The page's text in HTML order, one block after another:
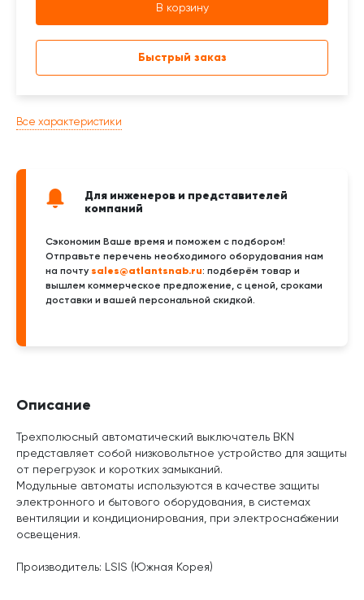
Все характеристики
Для инженеров и представителей
компаний
Сэкономим Ваше время и поможем с подбором!
Отправьте перечень необходимого оборудования нам
на почту sales@atlantsnab.ru: подберём товар и
вышлем коммерческое предложение, с ценой, сроками
доставки и вашей персональной скидкой.
В корзину
Быстрый заказ
Описание
Трехполюсный автоматический выключатель BKN
представляет собой низковольтное устройство для защиты
от перегрузок и коротких замыканий.
Модульные автоматы используются в качестве защиты
электронного и бытового оборудования, в системах
вентиляции и кондиционирования, при электроснабжении
освещения.
Производитель: LSIS (Южная Корея)